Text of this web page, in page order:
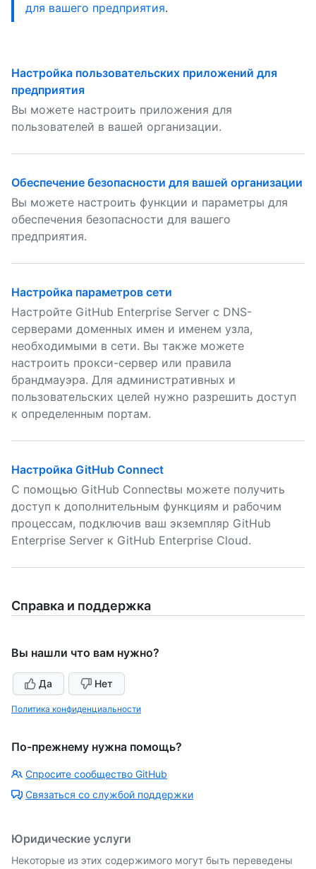
для вашего предприятия.
Настройка пользовательских приложений для
предприятия
Вы можете настроить приложения для
пользователей в вашей организации.
Обеспечение безопасности для вашей организации
Вы можете настроить функции и параметры для
обеспечения безопасности для вашего
предприятия.
Настройка параметров сети
Настройте GitHub Enterprise Server с DNS-
серверами доменных имен и именем узла,
необходимыми в сети. Вы также можете
настроить прокси-сервер или правила
брандмауэра. Для административных и
пользовательских целей нужно разрешить доступ
к определенным портам.
Настройка GitHub Connect
С помощью GitHub Connectвы можете получить
доступ к дополнительным функциям и рабочим
процессам, подключив ваш экземпляр GitHub
Enterprise Server к GitHub Enterprise Cloud.
Справка и поддержка
Вы нашли что вам нужно?
Да Нет
Политика конфиденциальности
По-прежнему нужна помощь?
Спросите сообщество GitHub
Связаться со службой поддержки
Юридические услуги
Некоторые из этих содержимого могут быть переведены